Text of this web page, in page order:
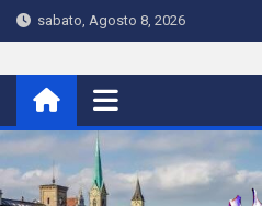
Skip
to
sabato, Agosto 8, 2026